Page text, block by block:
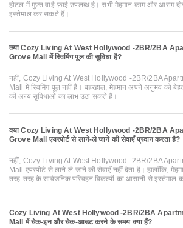
होटल में मुफ़्त वाई-फ़ाई उपलब्ध है। सभी मेहमान काम और आराम
इस्तेमाल कर सकते हैं।
क्या Cozy Living At West Hollywood -2BR/2BA
Grove Mall में स्विमिंग पूल की सुविधा है?
नहीं, Cozy Living At West Hollywood -2BR/2BA
Mall में स्विमिंग पूल नहीं है। बहरहाल, मेहमान अपने अनुभव को
की अन्य सुविधाओं का लाभ उठा सकते हैं।
क्या Cozy Living At West Hollywood -2BR/2BA
Grove Mall एयरपोर्ट से लाने-ले जाने की सेवाएँ प्रदान करता है?
नहीं, Cozy Living At West Hollywood -2BR/2BA
Mall एयरपोर्ट से लाने-ले जाने की सेवाएँ नहीं देता है। हालाँकि,
तरह-तरह के सार्वजनिक परिवहन विकल्पों का आसानी से
Cozy Living At West Hollywood -2BR/2BA
Mall में चेक-इन और चेक-आउट करने के समय क्या हैं?